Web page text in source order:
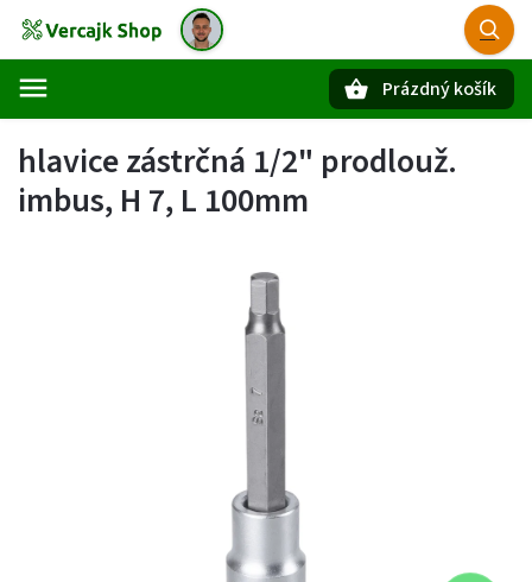
Prázdný košík
hlavice zástrčná 1/2" prodlouž.
imbus, H 7, L 100mm